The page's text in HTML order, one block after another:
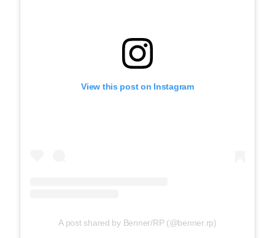
View this post on Instagram
A post shared by Benner/RP (@benner.rp)